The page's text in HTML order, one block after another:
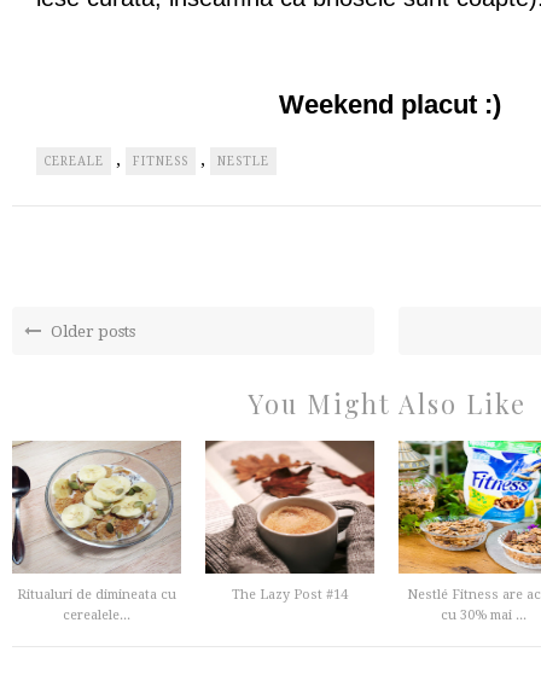
Weekend placut :)
CEREALE , FITNESS , NESTLE
Older posts
You Might Also Like
Ritualuri de dimineata cu
cerealele...
The Lazy Post #14
Nestlé Fitness are
cu 30% mai ...